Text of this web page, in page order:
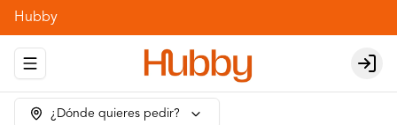
Hubby
Abrir menu de navegación Login
¿Dónde quieres pedir?